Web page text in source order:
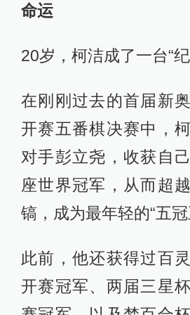
命运
20岁，柯洁成了一台“纪
在刚刚过去的首届新
开赛五番棋决赛中，
对手彭立尧，收获自
座世界冠军，从而超
镐，成为最年轻的“五冠
此前，他还获得过百
开赛冠军、两届三星